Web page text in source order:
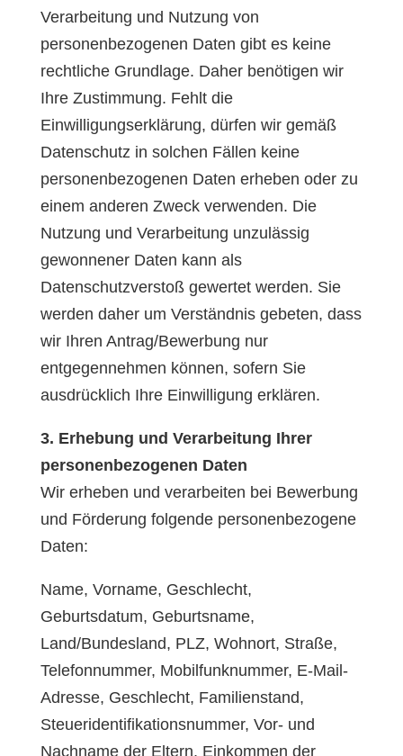
Verarbeitung und Nutzung von
personenbezogenen Daten gibt es keine
rechtliche Grundlage. Daher benötigen wir
Ihre Zustimmung. Fehlt die
Einwilligungserklärung, dürfen wir gemäß
Datenschutz in solchen Fällen keine
personenbezogenen Daten erheben oder zu
einem anderen Zweck verwenden. Die
Nutzung und Verarbeitung unzulässig
gewonnener Daten kann als
Datenschutzverstoß gewertet werden. Sie
werden daher um Verständnis gebeten, dass
wir Ihren Antrag/Bewerbung nur
entgegennehmen können, sofern Sie
ausdrücklich Ihre Einwilligung erklären.
3. Erhebung und Verarbeitung Ihrer
personenbezogenen Daten
Wir erheben und verarbeiten bei Bewerbung
und Förderung folgende personenbezogene
Daten:
Name, Vorname, Geschlecht,
Geburtsdatum, Geburtsname,
Land/Bundesland, PLZ, Wohnort, Straße,
Telefonnummer, Mobilfunknummer, E-Mail-
Adresse, Geschlecht, Familienstand,
Steueridentifikationsnummer, Vor- und
Nachname der Eltern, Einkommen der